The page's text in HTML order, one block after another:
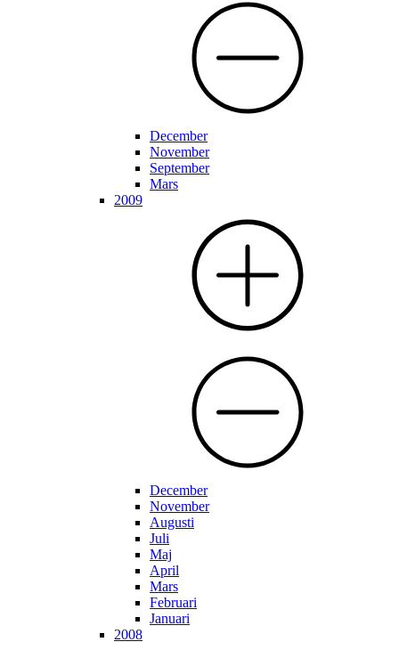
December
November
September
Mars
2009
December
November
Augusti
Juli
Maj
April
Mars
Februari
Januari
2008